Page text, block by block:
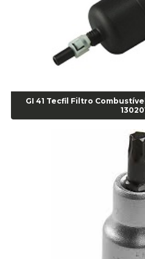
Alicate para Anéis Tipo Trava
Alicate para Balanceamento - Cod
Alicate para trava de cambio 398 11"
Alicate Universal - Cod 01718
Anel Centralizador Fiat 4 pçs -
Anel Centralizador GM 4 pçs - Azul -
Anel Centralizador Honda 4 pçs -
Anel Centralizador Peugeot 4pçs -
Anel Centralizador Renault 4pçs -
Anel Centralizador Toyota 4pçs -
Anel de vedação Jumbo OR-224 TG
Anel de vedação Jumbo OR-449
Anel p/ montagem de pneu s/cam
GI 41 Tecfil Filtro